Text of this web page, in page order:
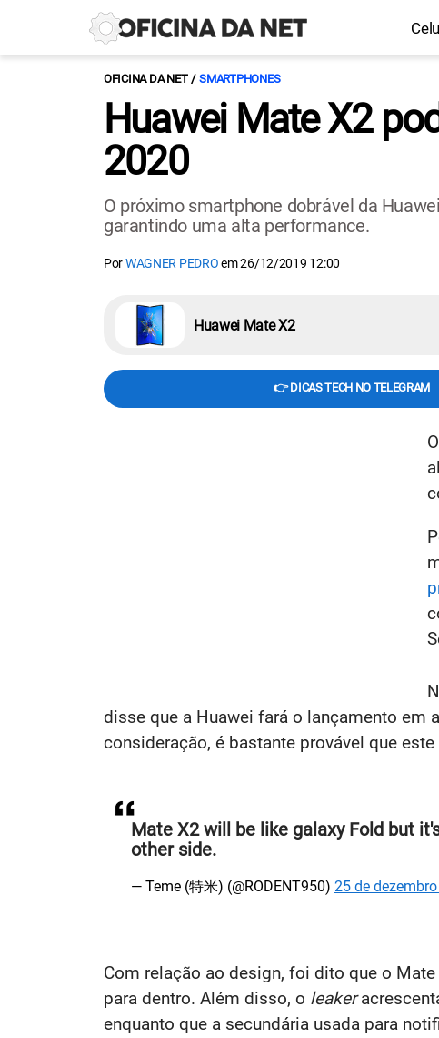
OFICINA DA NET SMARTPHONES
Huawei Mate X2
2020
O próximo smartphone dobrável da
garantindo uma alta performance.
PorWAGNER PEDROem26/12/2019 12:00
Huawei Mate X2
👉 DICAS TECH NO TELEGRAM
disse que a Huawei fará o lançamento
consideração, é bastante provável que
Mate X2 will be like galaxy Fold but
other side.
— Teme (特米) (@RODENT950) 25 de
Com relação ao design, foi dito que o
para dentro. Além disso, o leaker
enquanto que a secundária usada para